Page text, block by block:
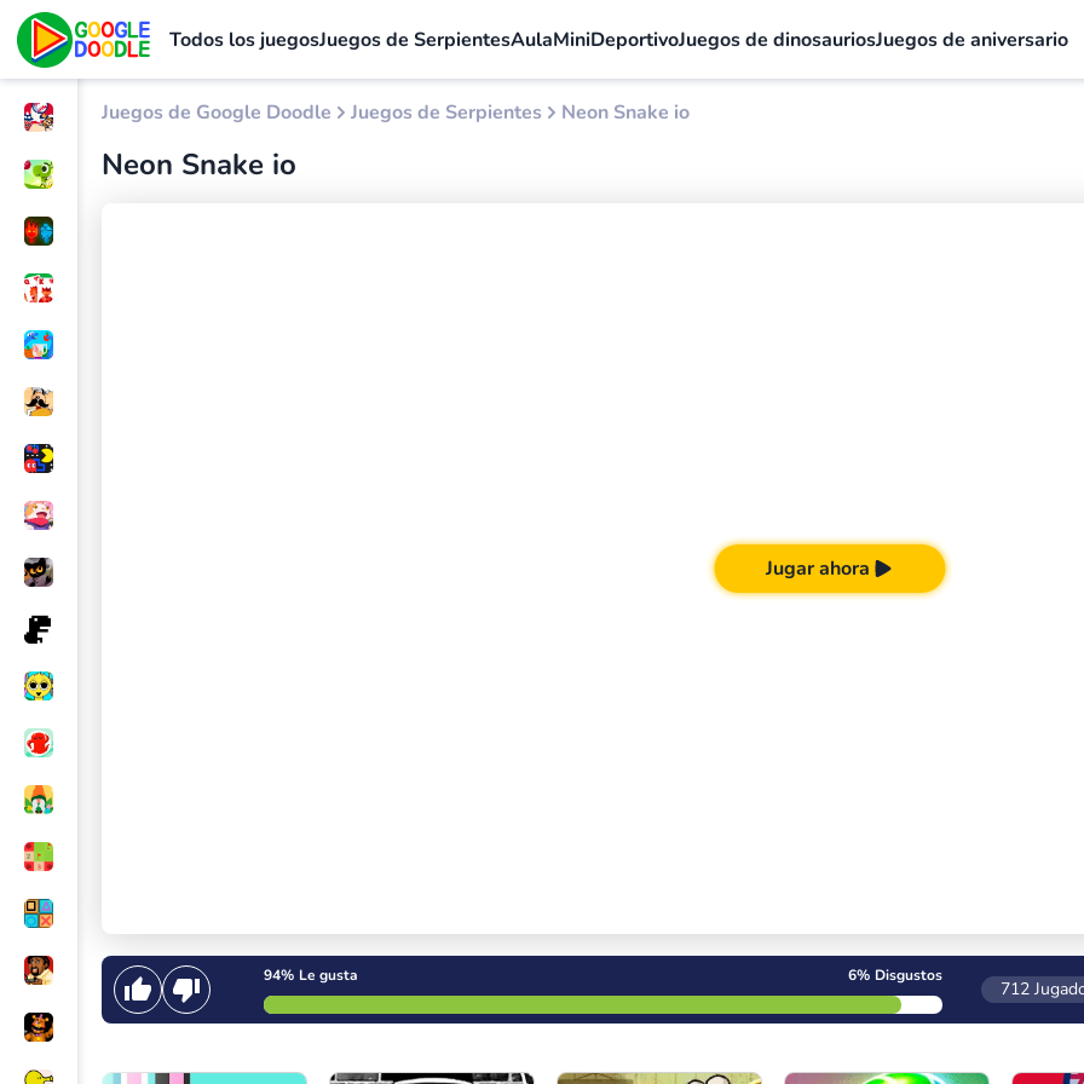
Todos los juegosJuegos de SerpientesAulaMiniDeportivoJuegos de dinosauriosJuegos de aniversario
Juegos de Google Doodle Juegos de Serpientes Neon Snake io
Neon Snake io
Jugar ahora
94% Le gusta 6% Disgustos
712